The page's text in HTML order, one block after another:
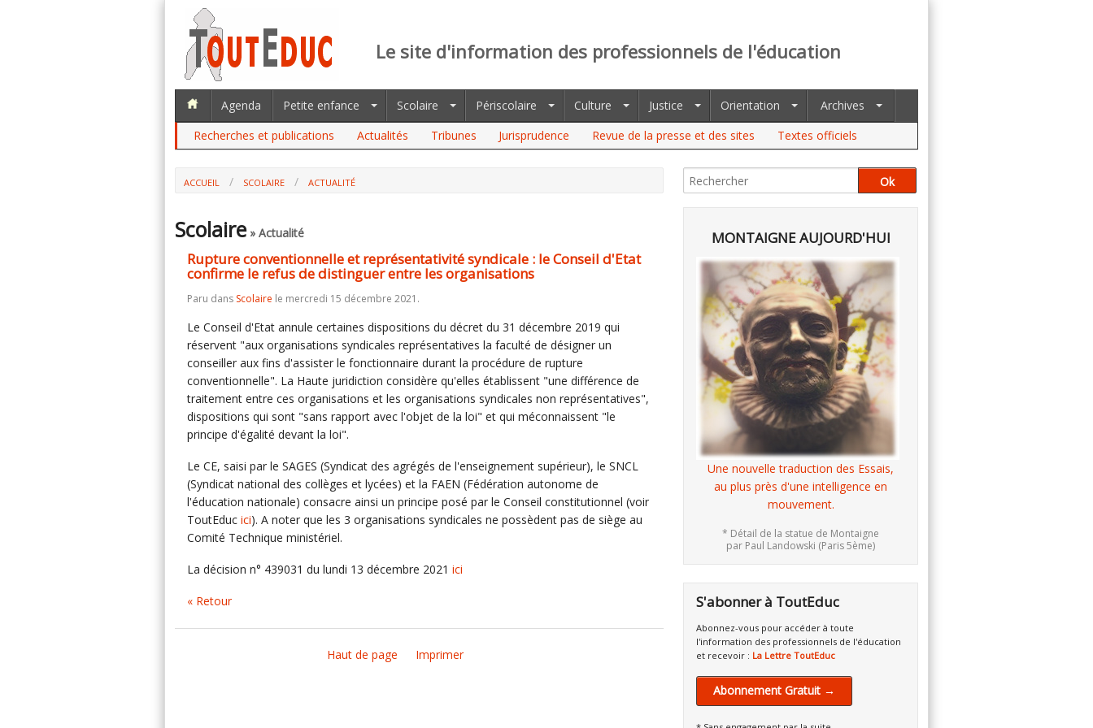
Le site d'information des professionnels de l'éducation
Agenda Petite enfance Scolaire Périscolaire Culture Justice Orientation
Archives
Recherches et publications
Actualités Tribunes Jurisprudence Revue de la presse et des sites Textes officiels
ACCUEIL SCOLAIRE
ACTUALITÉ
REFUS DE DISTINGUER ENTRE LES ORGANISATIONS
Scolaire» Actualité
Rupture conventionnelle et représentativité syndicale : le Conseil d'Etat
confirme le refus de distinguer entre les organisations
Paru dans Scolaire le mercredi 15 décembre 2021.
Le Conseil d'Etat annule certaines dispositions du décret du 31 décembre 2019 qui
réservent "aux organisations syndicales représentatives la faculté de désigner un
conseiller aux fins d'assister le fonctionnaire durant la procédure de rupture
conventionnelle". La Haute juridiction considère qu'elles établissent "une différence de
traitement entre ces organisations et les organisations syndicales non représentatives",
dispositions qui sont "sans rapport avec l'objet de la loi" et qui méconnaissent "le
principe d'égalité devant la loi".
Le CE, saisi par le SAGES (Syndicat des agrégés de l'enseignement supérieur), le SNCL
(Syndicat national des collèges et lycées) et la FAEN (Fédération autonome de
l'éducation nationale) consacre ainsi un principe posé par le Conseil constitutionnel (voir
ToutEduc ici). A noter que les 3 organisations syndicales ne possèdent pas de siège au
Comité Technique ministériel.
La décision n° 439031 du lundi 13 décembre 2021 ici
« Retour
Haut de page Imprimer
MONTAIGNE AUJOURD'HUI
Une nouvelle traduction des Essais,
au plus près d'une intelligence en
mouvement.
* Détail de la statue de Montaigne
par Paul Landowski (Paris 5ème)
S'abonner à ToutEduc
Abonnez-vous pour accéder à toute
l'information des professionnels de l'éducation
et recevoir : La Lettre ToutEduc
Abonnement Gratuit →